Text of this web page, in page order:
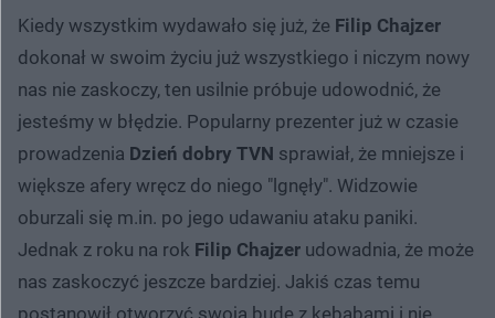
Kiedy wszystkim wydawało się już, że Filip Chajzer
dokonał w swoim życiu już wszystkiego i niczym nowy
nas nie zaskoczy, ten usilnie próbuje udowodnić, że
jesteśmy w błędzie. Popularny prezenter już w czasie
prowadzenia Dzień dobry TVN sprawiał, że mniejsze i
większe afery wręcz do niego "lgnęły". Widzowie
oburzali się m.in. po jego udawaniu ataku paniki.
Jednak z roku na rok Filip Chajzer udowadnia, że może
nas zaskoczyć jeszcze bardziej. Jakiś czas temu
postanowił otworzyć swoją budę z kebabami i nie